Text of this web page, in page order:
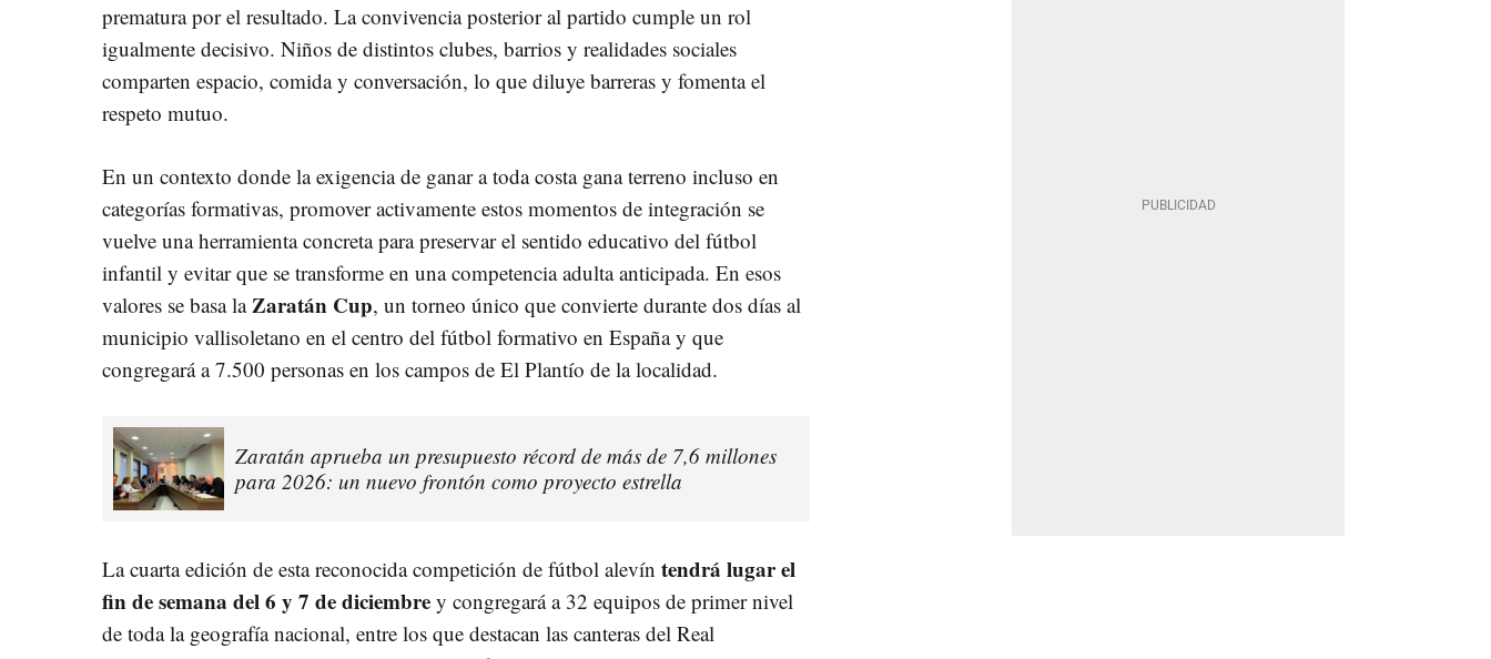
prematura por el resultado. La convivencia posterior al partido cumple un rol
igualmente decisivo. Niños de distintos clubes, barrios y realidades sociales
comparten espacio, comida y conversación, lo que diluye barreras y fomenta el
respeto mutuo.
En un contexto donde la exigencia de ganar a toda costa gana terreno incluso en
categorías formativas, promover activamente estos momentos de integración se
vuelve una herramienta concreta para preservar el sentido educativo del fútbol
infantil y evitar que se transforme en una competencia adulta anticipada. En esos
valores se basa laZaratán Cup, un torneo único que convierte durante dos días al
municipio vallisoletano en el centro del fútbol formativo en España y que
congregará a 7.500 personas en los campos de El Plantío de la localidad.
Zaratán aprueba un presupuesto récord de más de 7,6 millones
para 2026: un nuevo frontón como proyecto estrella
La cuarta edición de esta reconocida competición de fútbol alevín tendrá lugar el
fin de semana del 6 y 7 de diciembre y congregará a 32 equipos de primer nivel
de toda la geografía nacional, entre los que destacan las canteras del Real